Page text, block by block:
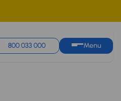
800 033 000 Menu